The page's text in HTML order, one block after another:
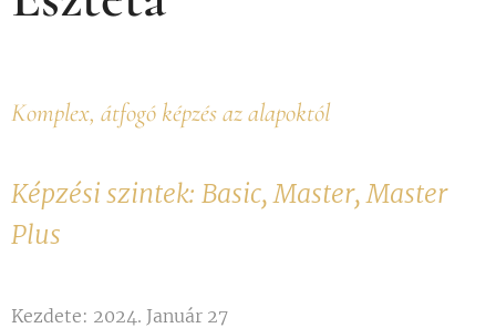
Komplex, átfogó képzés az alapoktól
Képzési szintek: Basic, Master, Master
Plus
Kezdete: 2024. Január 27